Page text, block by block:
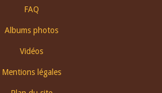
FAQ
Albums photos
Vidéos
Mentions légales